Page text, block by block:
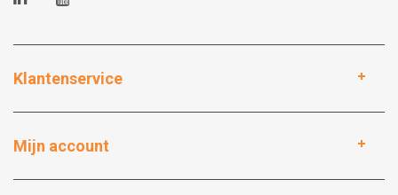
Klantenservice
Mijn account